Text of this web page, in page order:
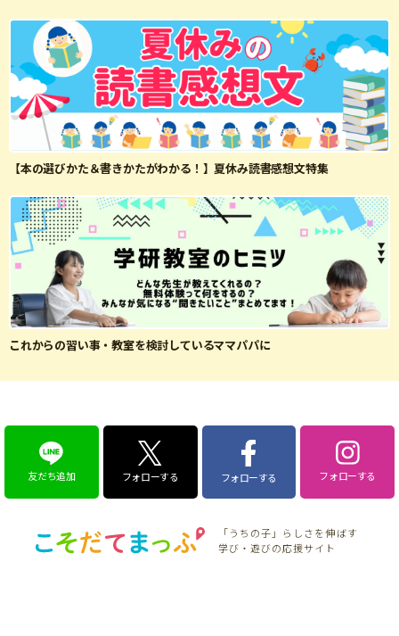
【本の選びかた＆書きかたがわかる！】夏休み読書感想文特集
これからの習い事・教室を検討しているママパパに
友だち追加 フォローする フォローする フォローする
「うちの子」らしさを伸ばす
学び・遊びの応援サイト